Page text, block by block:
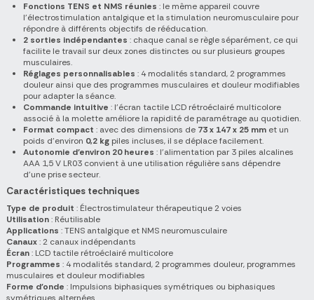
Fonctions TENS et NMS réunies : le même appareil couvre
l’électrostimulation antalgique et la stimulation neuromusculaire pour
répondre à différents objectifs de rééducation.
2 sorties indépendantes : chaque canal se règle séparément, ce qui
facilite le travail sur deux zones distinctes ou sur plusieurs groupes
musculaires.
Réglages personnalisables : 4 modalités standard, 2 programmes
douleur ainsi que des programmes musculaires et douleur modifiables
pour adapter la séance.
Commande intuitive : l’écran tactile LCD rétroéclairé multicolore
associé à la molette améliore la rapidité de paramétrage au quotidien.
Format compact : avec des dimensions de 73 x 147 x 25 mm et un
poids d’environ 0,2 kg piles incluses, il se déplace facilement.
Autonomie d’environ 20 heures : l’alimentation par 3 piles alcalines
AAA 1,5 V LR03 convient à une utilisation régulière sans dépendre
d’une prise secteur.
Caractéristiques techniques
Type de produit : Électrostimulateur thérapeutique 2 voies
Utilisation: Réutilisable
Applications : TENS antalgique et NMS neuromusculaire
Canaux: 2 canaux indépendants
Écran: LCD tactile rétroéclairé multicolore
Programmes : 4 modalités standard, 2 programmes douleur, programmes
musculaires et douleur modifiables
Forme d'onde : Impulsions biphasiques symétriques ou biphasiques
symétriques alternées